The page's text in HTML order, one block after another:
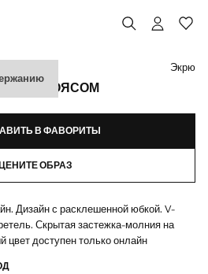
С ПОЯСОМ
]
Экрю
В ФАВОРИТЫ
ОБРАЗ
Дизайн с расклешенной юбкой. V-
Скрытая застежка-молния на
цвет доступен только онлайн